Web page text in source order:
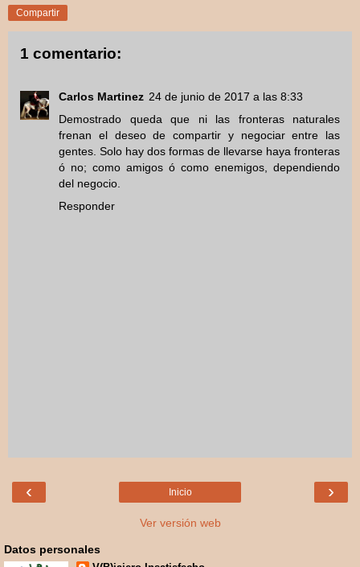
Compartir
1 comentario:
Carlos Martinez 24 de junio de 2017 a las 8:33
Demostrado queda que ni las fronteras naturales
frenan el deseo de compartir y negociar entre las
gentes. Solo hay dos formas de llevarse haya fronteras
ó no; como amigos ó como enemigos, dependiendo
del negocio.
Responder
‹ ›
Inicio
Ver versión web
Datos personales